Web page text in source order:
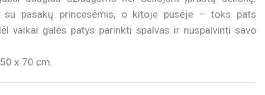
su pasakų princesėmis, o kitoje pusėje – toks pats
vaikai galės patys parinkti spalvas ir nuspalvinti savo
x 70 cm.